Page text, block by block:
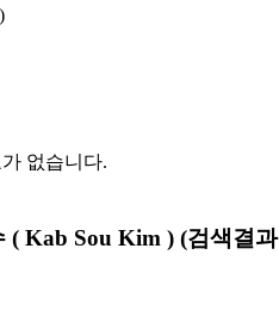
없습니다.
( Kab Sou Kim ) (검색결